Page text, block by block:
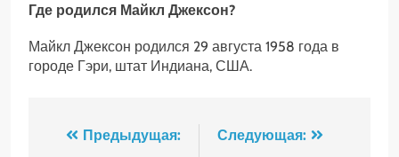
Где родился Майкл Джексон?
Майкл Джексон родился 29 августа 1958 года в
городе Гэри, штат Индиана, США.
Навигация
Предыдущая:
Следующая: